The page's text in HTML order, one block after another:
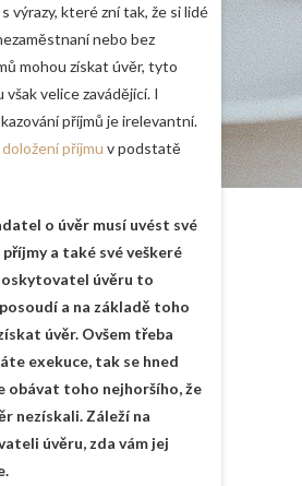
výrazy, které zní tak, že si lidé
nebo bez
mohou získat úvěr, tyto
velice zavádějící. I
příjmů je irelevantní.
příjmu v podstatě
o úvěr musí uvést své
a také své veškeré
úvěru to
a na základě toho
úvěr. Ovšem třeba
exekuce, tak se hned
obávat toho nejhoršího, že
nezískali. Záleží na
úvěru, zda vám jej